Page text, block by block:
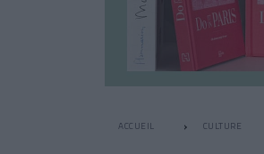
ACCUEIL CULTURE